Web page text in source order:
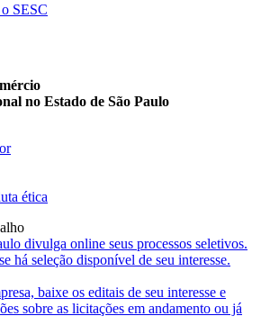
SESC
no Estado de São Paulo
ética
divulga online seus processos seletivos.
há seleção disponível de seu interesse.
baixe os editais de seu interesse e
sobre as licitações em andamento ou já